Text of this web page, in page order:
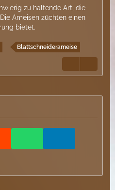
zu haltende Art, die
Ameisen züchten einen
bietet.
Blattschneiderameise